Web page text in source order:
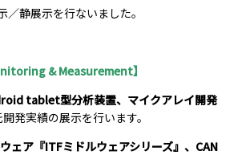
／静展示を行ないました。
& Measurement】
tablet型分析装置、 マイクアレイ開発
発実績の展示を行います。
ェア『ITFミドルウェアシリーズ』、CAN